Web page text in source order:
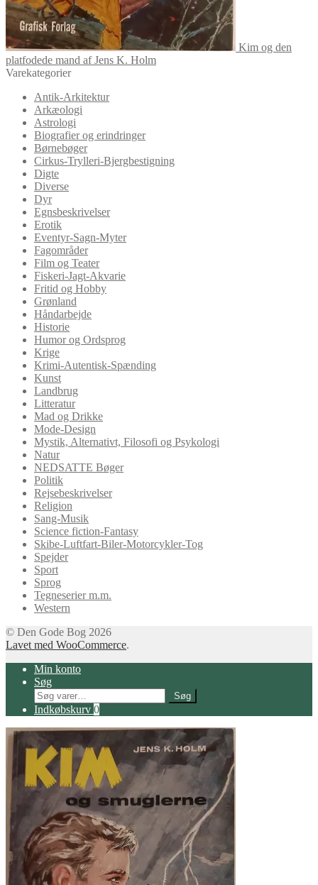
Kim og den
platfodede mand af Jens K. Holm
Varekategorier
Antik-Arkitektur
Arkæologi
Astrologi
Biografier og erindringer
Børnebøger
Cirkus-Trylleri-Bjergbestigning
Digte
Diverse
Dyr
Egnsbeskrivelser
Erotik
Eventyr-Sagn-Myter
Fagområder
Film og Teater
Fiskeri-Jagt-Akvarie
Fritid og Hobby
Grønland
Håndarbejde
Historie
Humor og Ordsprog
Krige
Krimi-Autentisk-Spænding
Kunst
Landbrug
Litteratur
Mad og Drikke
Mode-Design
Mystik, Alternativt, Filosofi og Psykologi
Natur
NEDSATTE Bøger
Politik
Rejsebeskrivelser
Religion
Sang-Musik
Science fiction-Fantasy
Skibe-Luftfart-Biler-Motorcykler-Tog
Spejder
Sport
Sprog
Tegneserier m.m.
Western
© Den Gode Bog 2026
Lavet med WooCommerce.
Min konto
Søg
Søg
efter:
Søg
Indkøbskurv 0